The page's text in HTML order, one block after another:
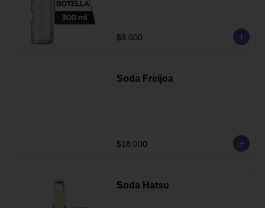
$9.000
Soda Freijoa
$18.000
Soda Hatsu